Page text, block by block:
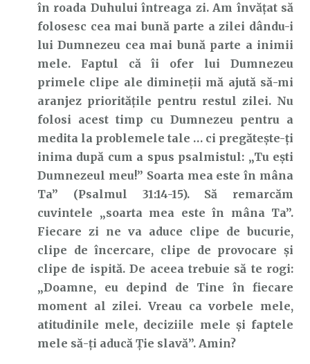
în roada Duhului întreaga zi. Am învățat să
folosesc cea mai bună parte a zilei dându-i
lui Dumnezeu cea mai bună parte a inimii
mele. Faptul că îi ofer lui Dumnezeu
primele clipe ale dimineții mă ajută să-mi
aranjez prioritățile pentru restul zilei. Nu
folosi acest timp cu Dumnezeu pentru a
medita la problemele tale … ci pregătește-ți
inima după cum a spus psalmistul: „Tu eşti
Dumnezeul meu!” Soarta mea este în mâna
Ta” (Psalmul 31:14-15). Să remarcăm
cuvintele „soarta mea este în mâna Ta”.
Fiecare zi ne va aduce clipe de bucurie,
clipe de încercare, clipe de provocare și
clipe de ispită. De aceea trebuie să te rogi:
„Doamne, eu depind de Tine în fiecare
moment al zilei. Vreau ca vorbele mele,
atitudinile mele, deciziile mele și faptele
mele să-ți aducă Ție slavă”. Amin?